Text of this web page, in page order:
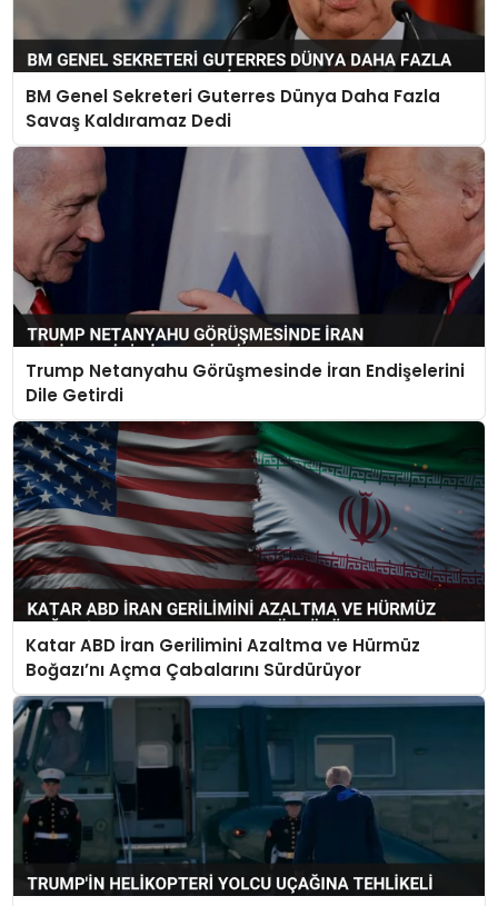
BM Genel Sekreteri Guterres Dünya Daha Fazla
Savaş Kaldıramaz Dedi
Trump Netanyahu Görüşmesinde İran Endişelerini
Dile Getirdi
Katar ABD İran Gerilimini Azaltma ve Hürmüz
Boğazı’nı Açma Çabalarını Sürdürüyor